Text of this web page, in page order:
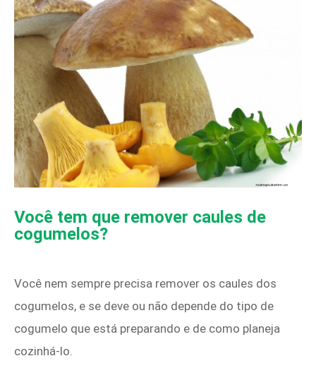
Você tem que remover caules de
cogumelos?
Você nem sempre precisa remover os caules dos
cogumelos, e se deve ou não depende do tipo de
cogumelo que está preparando e de como planeja
cozinhá-lo.